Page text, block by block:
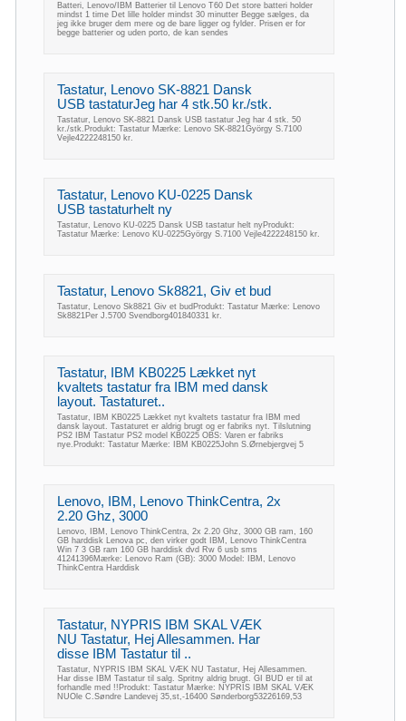
Batteri, Lenovo/IBM Batterier til Lenovo T60 Det store batteri holder
mindst 1 time Det lille holder mindst 30 minutter Begge sælges, da
jeg ikke bruger dem mere og de bare ligger og fylder. Prisen er for
begge batterier og uden porto, de kan sendes
Tastatur, Lenovo SK-8821 Dansk
USB tastaturJeg har 4 stk.50 kr./stk.
Tastatur, Lenovo SK-8821 Dansk USB tastatur Jeg har 4 stk. 50
kr./stk.Produkt: Tastatur Mærke: Lenovo SK-8821György S.7100
Vejle4222248150 kr.
Tastatur, Lenovo KU-0225 Dansk
USB tastaturhelt ny
Tastatur, Lenovo KU-0225 Dansk USB tastatur helt nyProdukt:
Tastatur Mærke: Lenovo KU-0225György S.7100 Vejle4222248150 kr.
Tastatur, Lenovo Sk8821, Giv et bud
Tastatur, Lenovo Sk8821 Giv et budProdukt: Tastatur Mærke: Lenovo
Sk8821Per J.5700 Svendborg401840331 kr.
Tastatur, IBM KB0225 Lækket nyt
kvaltets tastatur fra IBM med dansk
layout. Tastaturet..
Tastatur, IBM KB0225 Lækket nyt kvaltets tastatur fra IBM med
dansk layout. Tastaturet er aldrig brugt og er fabriks nyt. Tilslutning
PS2 IBM Tastatur PS2 model KB0225 OBS: Varen er fabriks
nye.Produkt: Tastatur Mærke: IBM KB0225John S.Ørnebjergvej 5
Lenovo, IBM, Lenovo ThinkCentra, 2x
2.20 Ghz, 3000
Lenovo, IBM, Lenovo ThinkCentra, 2x 2.20 Ghz, 3000 GB ram, 160
GB harddisk Lenova pc, den virker godt IBM, Lenovo ThinkCentra
Win 7 3 GB ram 160 GB harddisk dvd Rw 6 usb sms
41241396Mærke: Lenovo Ram (GB): 3000 Model: IBM, Lenovo
ThinkCentra Harddisk
Tastatur, NYPRIS IBM SKAL VÆK
NU Tastatur, Hej Allesammen. Har
disse IBM Tastatur til ..
Tastatur, NYPRIS IBM SKAL VÆK NU Tastatur, Hej Allesammen.
Har disse IBM Tastatur til salg. Spritny aldrig brugt. GI BUD er til at
forhandle med !!Produkt: Tastatur Mærke: NYPRIS IBM SKAL VÆK
NUOle C.Søndre Landevej 35,st,-16400 Sønderborg53226169,53